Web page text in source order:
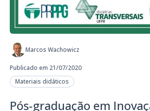
Marcos Wachowicz
Publicado em 21/07/2020
Materiais didáticos
Pós-graduação em